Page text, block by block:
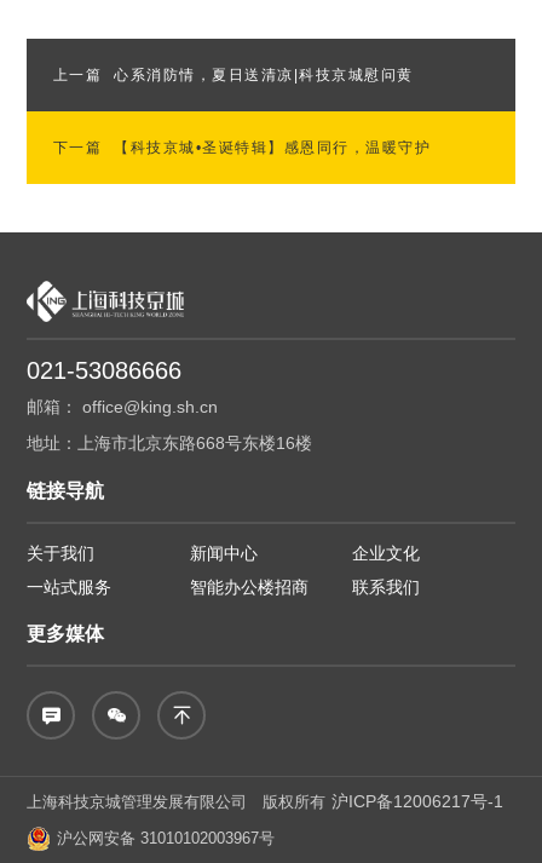
上一篇 心系消防情，夏日送清凉|科技京城慰问黄
浦区消防救援支队
下一篇 【科技京城•圣诞特辑】感恩同行，温暖守护
021-53086666
邮箱： office@king.sh.cn
地址：上海市北京东路668号东楼16楼
链接导航
关于我们 新闻中心
企业文化
一站式服务
智能办公楼招商 联系我们
更多媒体
上海科技京城管理发展有限公司 版权所有 沪ICP备12006217号-1
沪公网安备 31010102003967号